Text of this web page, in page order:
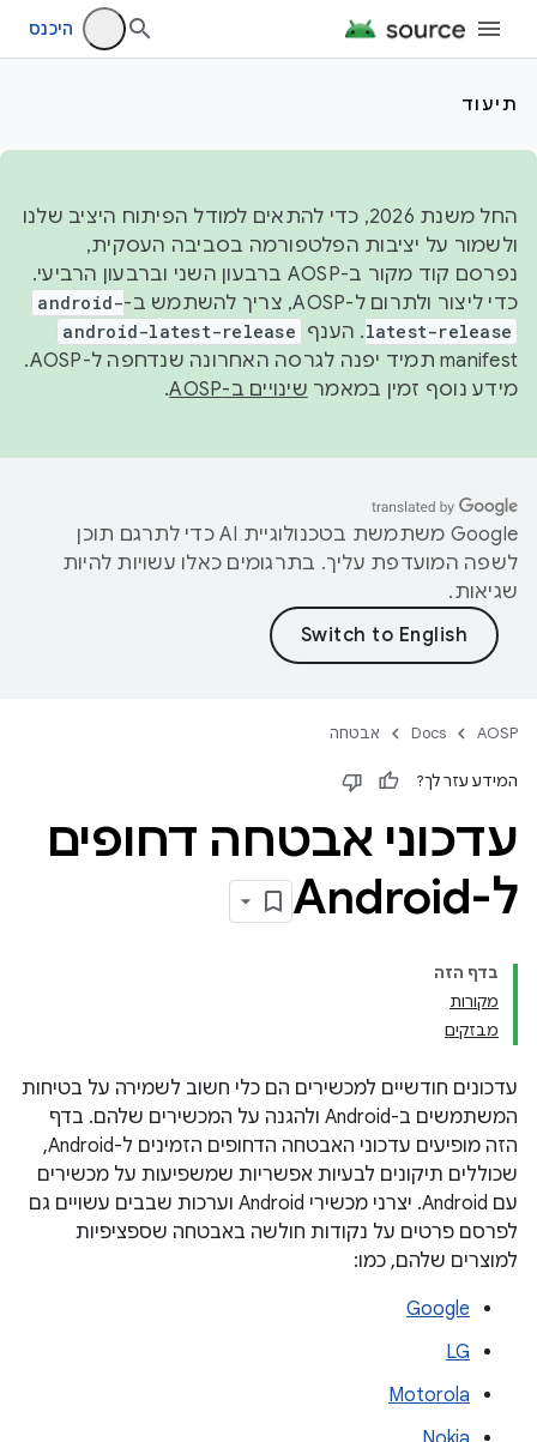
היכנס
תיעוד
החל משנת 2026, כדי להתאים למודל הפיתוח היציב שלנו
ולשמור על יציבות הפלטפורמה בסביבה העסקית,
נפרסם קוד מקור ב-AOSP ברבעון השני וברבעון הרביעי.
כדי ליצור ולתרום ל-AOSP, צריך להשתמש ב-
android-
latest-release. הענף android-latest-release
manifest תמיד יפנה לגרסה האחרונה שנדחפה ל-AOSP.
מידע נוסף זמין במאמר שינויים ב-AOSP .
‫Google משתמשת בטכנולוגיית AI כדי לתרגם תוכן
לשפה המועדפת עליך. בתרגומים כאלו עשויות להיות
שגיאות.
AOSP
Docs אבטחה
המידע עזר לך?
עדכוני אבטחה דחופים
ל-Android
בדף הזה
מקורות
מבזקים
עדכונים חודשיים למכשירים הם כלי חשוב לשמירה על בטיחות
המשתמשים ב-Android ולהגנה על המכשירים שלהם. בדף
הזה מופיעים עדכוני האבטחה הדחופים הזמינים ל-Android,
שכוללים תיקונים לבעיות אפשריות שמשפיעות על מכשירים
עם Android. יצרני מכשירי Android וערכות שבבים עשויים גם
לפרסם פרטים על נקודות חולשה באבטחה שספציפיות
למוצרים שלהם, כמו:
Google
LG
Motorola